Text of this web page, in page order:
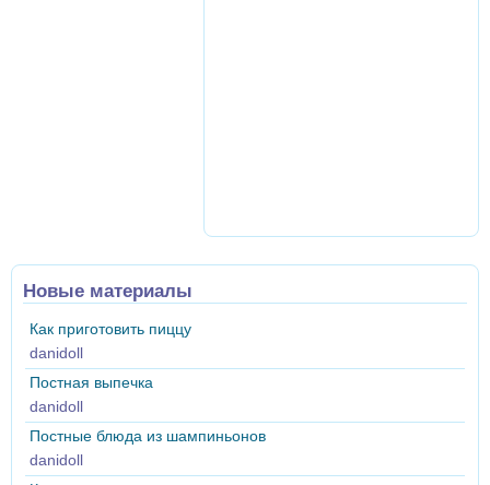
Новые материалы
Как приготовить пиццу
danidoll
Постная выпечка
danidoll
Постные блюда из шампиньонов
danidoll